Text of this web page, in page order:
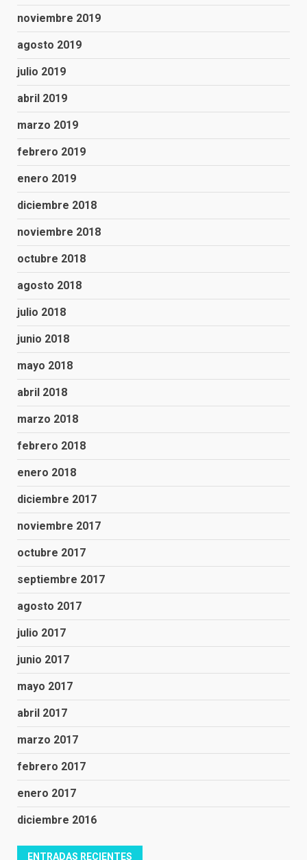
noviembre 2019
agosto 2019
julio 2019
abril 2019
marzo 2019
febrero 2019
enero 2019
diciembre 2018
noviembre 2018
octubre 2018
agosto 2018
julio 2018
junio 2018
mayo 2018
abril 2018
marzo 2018
febrero 2018
enero 2018
diciembre 2017
noviembre 2017
octubre 2017
septiembre 2017
agosto 2017
julio 2017
junio 2017
mayo 2017
abril 2017
marzo 2017
febrero 2017
enero 2017
diciembre 2016
ENTRADAS RECIENTES